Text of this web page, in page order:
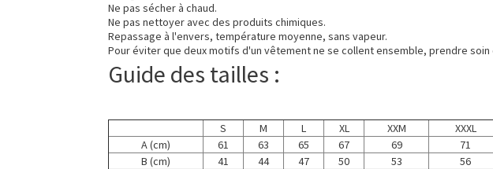
Ne pas sécher à chaud.
Ne pas nettoyer avec des produits chimiques.
Repassage à l'envers, température moyenne, sans vapeur.
Pour éviter que deux motifs d'un vêtement ne se collent ensemble, prendre
Guide des tailles :
S M L XL XXM
XXXL
A (cm)
61 63 65 67 69
71
B (cm)
41 44 47 50 53 56